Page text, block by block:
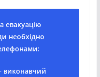
евакуацію
необхідно
виконавчий